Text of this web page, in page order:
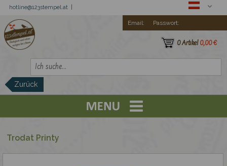
hotline@123stempel.at |
Email: Passwort:
0 Artikel0,00 €
Zurück
Trodat Printy
Trodat Printy